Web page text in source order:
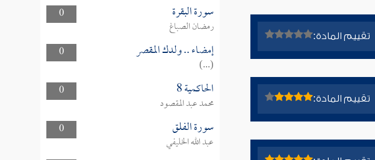
تقييم المادة:
تقييم المادة:
0
سورة البقرة
رمضان الصباغ
0
إمضاء .. ولدك المقصر
(...)
0
الحاكمية 8
محمد عبد المقصود
0
سورة الفلق
عبد الله الخليفي